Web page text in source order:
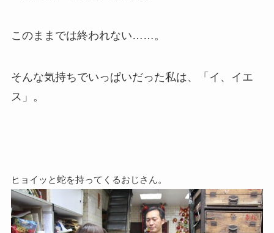
このままでは終われない…… 。
そんな気持ちでいっぱいだった私は、「イ、イエ
ス」。
ヒョイッと蛇を持ってくるおじさん。